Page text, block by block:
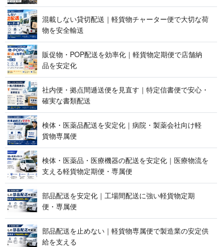
混載しない貸切配送｜軽貨物チャーター便で大切な荷
物を 安 全 輸 送
販促物・POP配送を効率化｜軽貨物定期便で店舗納
品 を 安 定 化
社内便・拠点間逓送便を見直す｜特定信書便で安心・
確実な 書 類 配 送
検体・医薬品配送を安定化｜病院・製薬会社向け軽
貨 物 専 属 便
検体・医薬品・医療機器の配送を安定化｜医療物流を
支える軽貨物定期便 ・ 専 属 便
部品配送を安定化｜工場間配送に強い軽貨物定期
便 ・ 専 属 便
部品配送を止めない｜軽貨物専属便で製造業の安定供
給 を 支 え る